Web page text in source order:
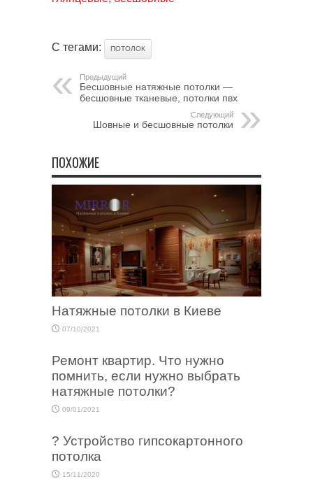
С тегами: ПОТОЛОК
Предыдущий
Бесшовные натяжные потолки —
бесшовные тканевые, потолки пвх
Следующий
Шовные и бесшовные потолки
ПОХОЖИЕ
Натяжные потолки в Киеве
07/10/2021
Ремонт квартир. Что нужно
помнить, если нужно выбрать
натяжные потолки?
09/01/2021
? Устройство гипсокартонного
потолка
15/11/2020